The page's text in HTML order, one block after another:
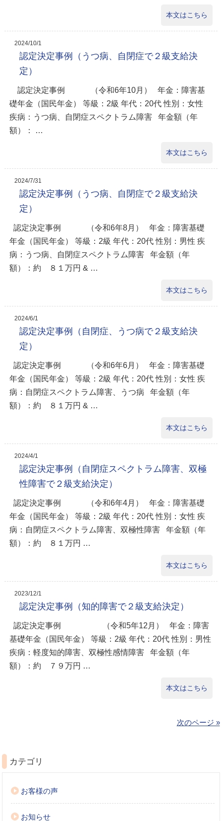
本文はこちら
2024/10/1
認定決定事例（うつ病、自閉症で２級支給決
定）
認定決定事例 （令和6年10月） 年金：障害基
礎年金（国民年金） 等級：2級 年代：20代 性別：女性
疾病：うつ病、自閉症スペクトラム障害 年金額（年
額）： …
本文はこちら
2024/7/31
認定決定事例（うつ病、自閉症で２級支給決
定）
認定決定事例 （令和6年8月） 年金：障害基礎
年金（国民年金） 等級：2級 年代：20代 性別：男性 疾
病：うつ病、自閉症スペクトラム障害 年金額（年
額）：約 ８１万円 & …
本文はこちら
2024/6/1
認定決定事例（自閉症、うつ病で２級支給決
定）
認定決定事例 （令和6年6月） 年金：障害基礎
年金（国民年金） 等級：2級 年代：20代 性別：女性 疾
病：自閉症スペクトラム障害、うつ病 年金額（年
額）：約 ８１万円 & …
本文はこちら
2024/4/1
認定決定事例（自閉症スペクトラム障害、双極
性障害で２級支給決定）
認定決定事例 （令和6年4月） 年金：障害基礎
年金（国民年金） 等級：2級 年代：20代 性別：女性 疾
病：自閉症スペクトラム障害、双極性障害 年金額（年
額）：約 ８１万円 …
本文はこちら
2023/12/1
認定決定事例（知的障害で２級支給決定）
認定決定事例 （令和5年12月） 年金：障害
基礎年金（国民年金） 等級：2級 年代：20代 性別：男性
疾病：軽度知的障害、双極性感情障害 年金額（年
額）：約 ７９万円 …
本文はこちら
次のページ »
カテゴリ
お客様の声
お知らせ